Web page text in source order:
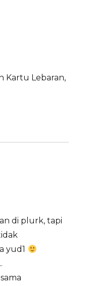
Kartu Lebaran,
di plurk, tapi
yud1